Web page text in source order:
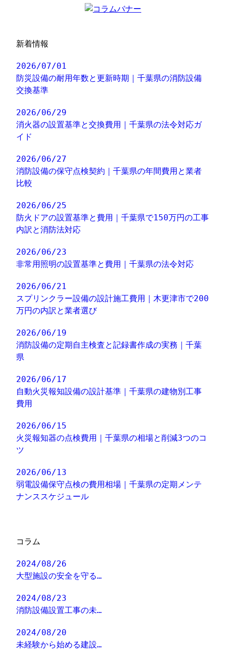
新着情報
2026/07/01
防災設備の耐用年数と更新時期｜千葉県の消防設備
交換基準
2026/06/29
消火器の設置基準と交換費用｜千葉県の法令対応ガ
イド
2026/06/27
消防設備の保守点検契約｜千葉県の年間費用と業者
比較
2026/06/25
防火ドアの設置基準と費用｜千葉県で150万円の工事
内訳と消防法対応
2026/06/23
非常用照明の設置基準と費用｜千葉県の法令対応
2026/06/21
スプリンクラー設備の設計施工費用｜木更津市で200
万円の内訳と業者選び
2026/06/19
消防設備の定期自主検査と記録書作成の実務｜千葉
県
2026/06/17
自動火災報知設備の設計基準｜千葉県の建物別工事
費用
2026/06/15
火災報知器の点検費用｜千葉県の相場と削減3つのコ
ツ
2026/06/13
弱電設備保守点検の費用相場｜千葉県の定期メンテ
ナンススケジュール
コラム
2024/08/26
大型施設の安全を守る…
2024/08/23
消防設備設置工事の未…
2024/08/20
未経験から始める建設…